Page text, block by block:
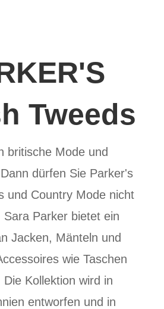
Tweeds
britische Mode und
dürfen Sie Parker's
und Country Mode nicht
Sara Parker bietet ein
Jacken, Mänteln und
wie Taschen
Die Kollektion wird in
entworfen und in